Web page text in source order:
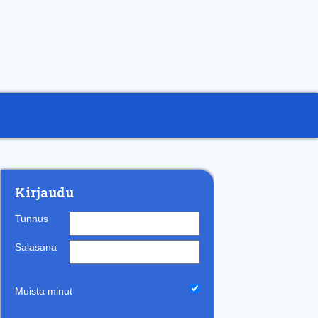
Kirjaudu
Tunnus
Salasana
Muista minut